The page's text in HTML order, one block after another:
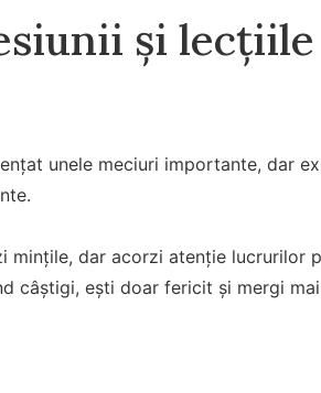
și
unele meciuri importante, dar
mințile, dar acorzi atenție lucrurilor
câștigi, ești doar fericit și mergi